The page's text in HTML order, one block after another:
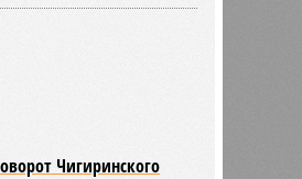
Чигиринского